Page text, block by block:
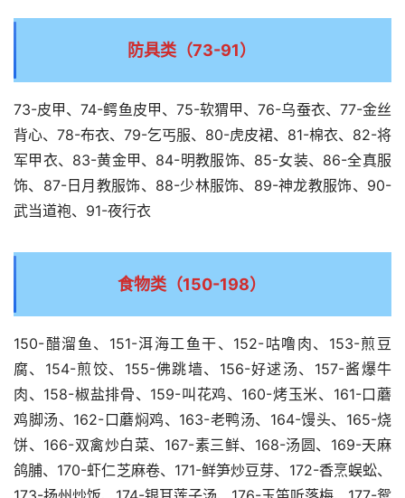
防具类（73-91）
73-皮甲、74-鳄鱼皮甲、75-软猬甲、76-乌蚕衣、77-金丝
背心、78-布衣、79-乞丐服、80-虎皮裙、81-棉衣、82-将
军甲衣、83-黄金甲、84-明教服饰、85-女装、86-全真服
饰、87-日月教服饰、88-少林服饰、89-神龙教服饰、90-
武当道袍、91-夜行衣
食物类（150-198）
150-醋溜鱼、151-洱海工鱼干、152-咕噜肉、153-煎豆
腐、154-煎饺、155-佛跳墙、156-好逑汤、157-酱爆牛
肉、158-椒盐排骨、159-叫花鸡、160-烤玉米、161-口蘑
鸡脚汤、162-口蘑焖鸡、163-老鸭汤、164-馒头、165-烧
饼、166-双禽炒白菜、167-素三鲜、168-汤圆、169-天麻
鸽脯、170-虾仁芝麻卷、171-鲜笋炒豆芽、172-香烹蜈蚣、